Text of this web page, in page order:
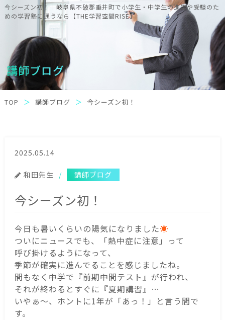
今シーズン初！｜岐阜県不破郡垂井町で小学生・中学生の進学や受験のた
めの学習塾に通うなら【THE学習空間RISE】
講師ブログ
TOP 講師ブログ 今シーズン初！
2025.05.14
和田先生 講師ブログ
今シーズン初！
今日も暑いくらいの陽気になりました☀
ついにニュースでも、「熱中症に注意」って
呼び掛けるようになって、
季節が確実に進んでることを感じましたね。
間もなく中学で『前期中間テスト』が行われ、
それが終わるとすぐに『夏期講習』…
いやぁ～、ホントに1年が「あっ！」と言う間で
す。